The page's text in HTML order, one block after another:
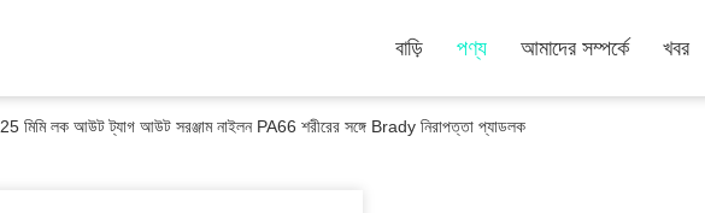
বাড়ি পণ্য আমাদের সম্পর্কে খবর
25 মিমি লক আউট ট্যাগ আউট সরঞ্জাম নাইলন PA66 শরীরের সঙ্গে Brady নিরাপত্তা প্যাডলক